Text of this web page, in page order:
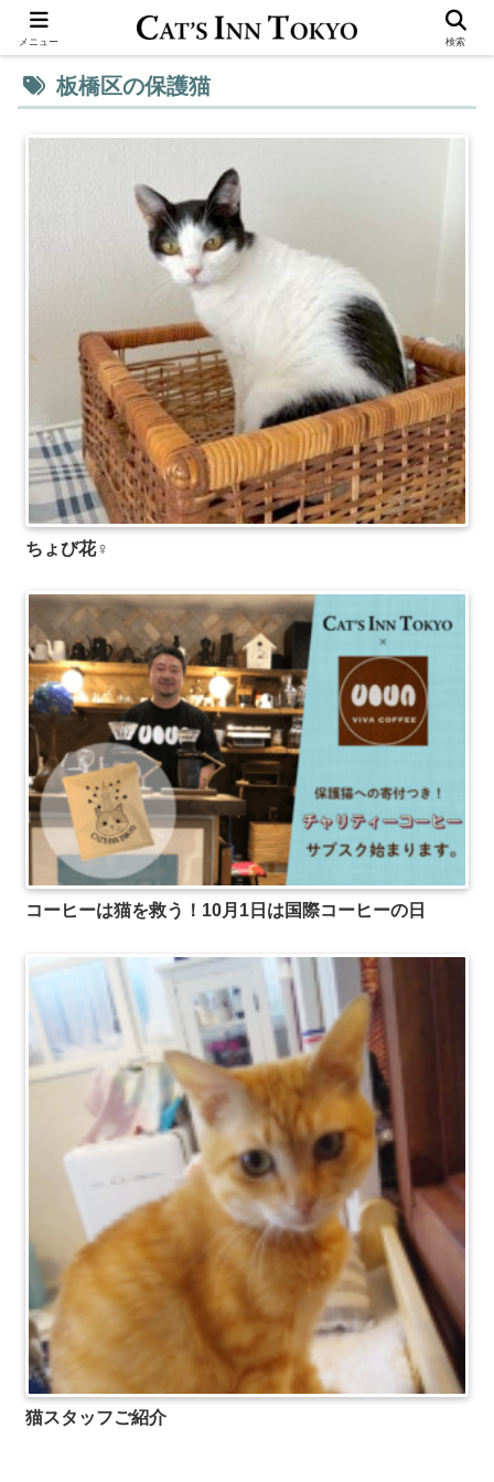
板橋区の保護猫
ちょび花♀
コーヒーは猫を救う！10月1日は国際コーヒーの日
猫スタッフご紹介
メニュー 検索